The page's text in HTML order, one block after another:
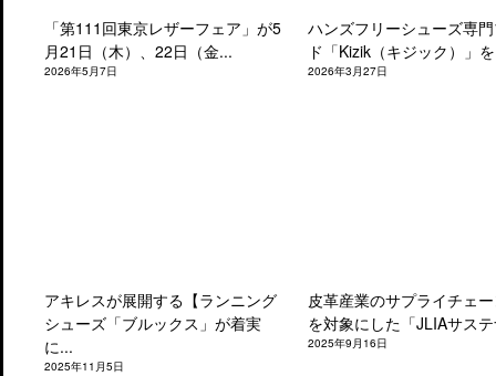
「第111回東京レザーフェア」が5
月21日（木）、22日（金...
2026年5月7日
ハンズフリーシューズ専
ド「Kizik（キジック）」
2026年3月27日
アキレスが展開する【ランニング
シューズ「ブルックス」が着実
に...
2025年11月5日
皮革産業のサプライチェ
を対象にした「JLIAサス
2025年9月16日